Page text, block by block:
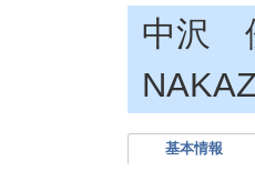
中沢
基本情報